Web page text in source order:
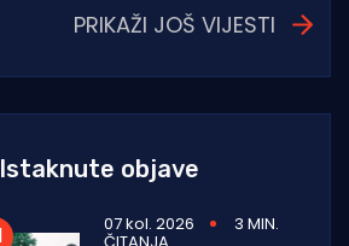
PRIKAŽI JOŠ VIJESTI
Istaknute objave
07 kol. 2026 3 MIN.
ČITANJA